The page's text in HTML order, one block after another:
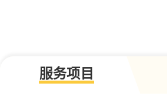
服务项目